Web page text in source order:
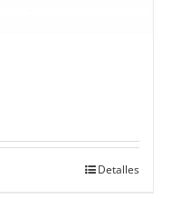
Detalles